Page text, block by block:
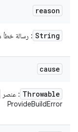
reason
String : رسالة خطأ
cause
Throwable : عنصر
ProvideBuildError